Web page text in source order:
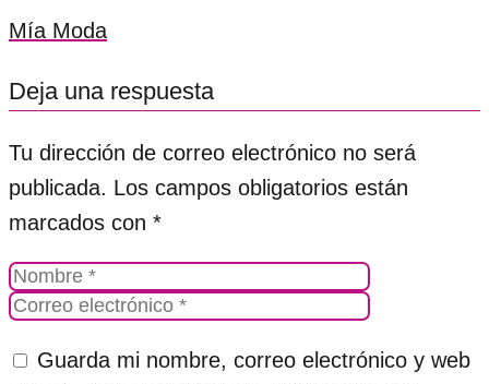
Mía Moda
Deja una respuesta
Tu dirección de correo electrónico no será
publicada. Los campos obligatorios están
marcados con *
Guarda mi nombre, correo electrónico y web